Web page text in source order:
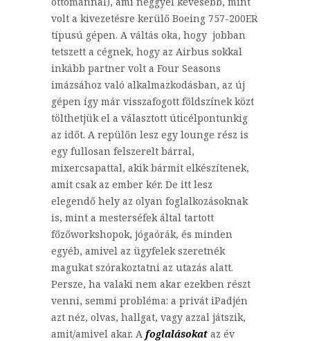
volt a kivezetésre kerülő Boeing 757-200ER
típusú gépen. A váltás oka, hogy jobban
tetszett a cégnek, hogy az Airbus sokkal
inkább partner volt a Four Seasons
imázsához való alkalmazkodásban, az új
gépen így már visszafogott földszínek közt
tölthetjük el a választott úticélpontunkig
az időt. A repülőn lesz egy lounge rész is
egy fullosan felszerelt bárral,
mixercsapattal, akik bármit elkészítenek,
amit csak az ember kér. De itt lesz
elegendő hely az olyan foglalkozásoknak
is, mint a mesterséfek által tartott
főzőworkshopok, jógaórák, és minden
egyéb, amivel az ügyfelek szeretnék
magukat szórakoztatni az utazás alatt.
Persze, ha valaki nem akar ezekben részt
venni, semmi probléma: a privát iPadjén
azt néz, olvas, hallgat, vagy azzal játszik,
amit/amivel akar. A foglalásokat az év